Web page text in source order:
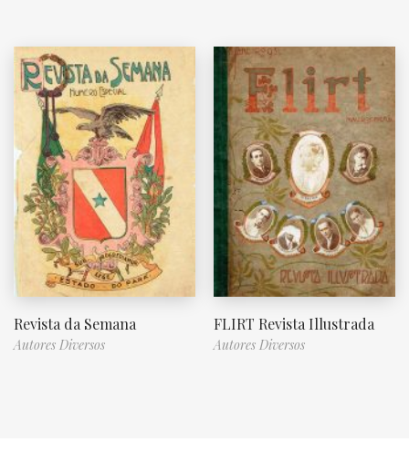
Revista da Semana
Autores Diversos
FLIRT Revista Illustrada
Autores Diversos